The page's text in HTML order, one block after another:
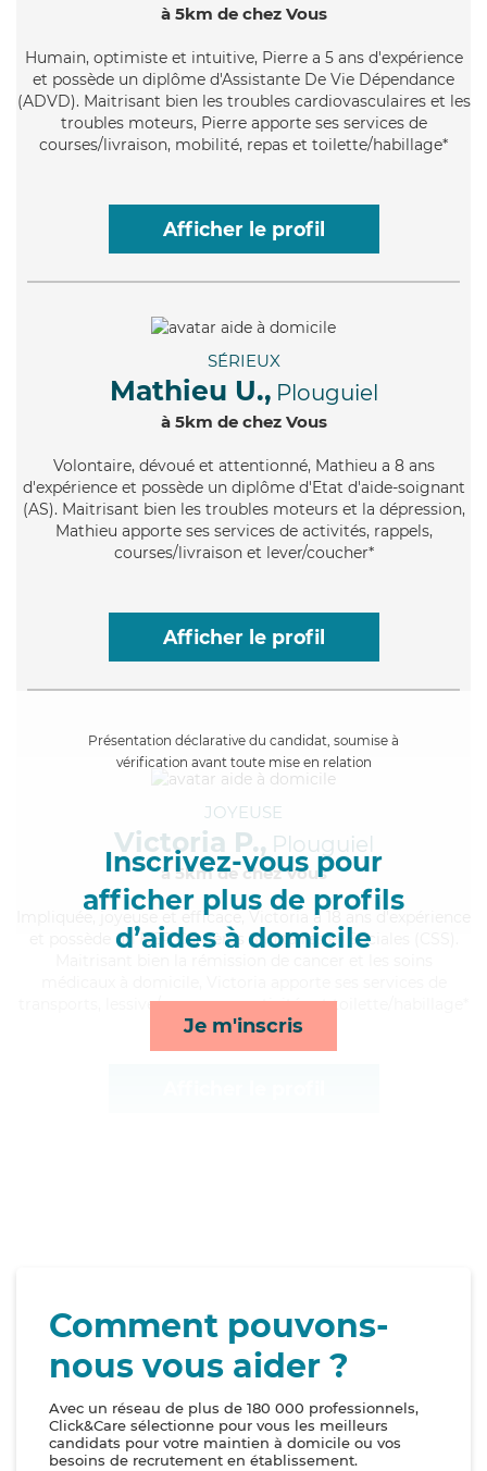
à 5km de chez Vous
Humain, optimiste et intuitive, Pierre a 5 ans d'expérience
et possède un diplôme d'Assistante De Vie Dépendance
(ADVD). Maitrisant bien les troubles cardiovasculaires et les
troubles moteurs, Pierre apporte ses services de
courses/livraison, mobilité, repas et toilette/habillage*
Afficher le profil
SÉRIEUX
Mathieu U., Plouguiel
à 5km de chez Vous
Volontaire, dévoué et attentionné, Mathieu a 8 ans
d'expérience et possède un diplôme d'Etat d'aide-soignant
(AS). Maitrisant bien les troubles moteurs et la dépression,
Mathieu apporte ses services de activités, rappels,
courses/livraison et lever/coucher*
Afficher le profil
Présentation déclarative du candidat, soumise à
vérification avant toute mise en relation
Inscrivez-vous pour
afficher plus de profils
d’aides à domicile
Je m'inscris
JOYEUSE
Victoria P., Plouguiel
à 5km de chez Vous
, joyeuse et efficace, Victoria a 18 ans d'expérience
et possède un BEP Carrières Sanitaires et Sociales (CSS).
transports, lessive/repassage, activités et toilette/habillage*
Comment pouvons-
nous vous aider ?
Avec un réseau de plus de 180 000 professionnels,
Click&Care sélectionne pour vous les meilleurs
candidats pour votre maintien à domicile ou vos
besoins de recrutement en établissement.